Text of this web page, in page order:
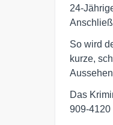
24-
So wird
kurze,
Das
909-4120